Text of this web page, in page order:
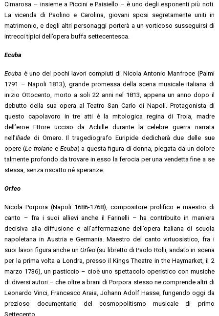
Cimarosa – insieme a Piccini e Paisiello – è uno degli esponenti più noti.
La vicenda di Paolino e Carolina, giovani sposi segretamente uniti in
matrimonio, e degli altri personaggi porterà a un vorticoso susseguirsi di
intrecci tipici dell’opera buffa settecentesca.
Ecuba
Ecuba è uno dei pochi lavori compiuti di Nicola Antonio Manfroce (Palmi
1791 – Napoli 1813), grande promessa della scena musicale italiana di
inizio Ottocento, morto a soli 22 anni nel 1813, appena un anno dopo il
debutto della sua opera al Teatro San Carlo di Napoli. Protagonista di
questo capolavoro in tre atti è la mitologica regina di Troia, madre
dell’eroe Ettore ucciso da Achille durante la celebre guerra narrata
nell’Iliade di Omero. Il tragediografo Euripide dedicherà due delle sue
opere (Le troiane e Ecuba) a questa figura di donna, piegata da un dolore
talmente profondo da trovare in esso la ferocia per una vendetta fine a se
stessa, senza riscatto né speranze.
Orfeo
Nicola Porpora (Napoli 1686-1768), compositore prolifico e maestro di
canto – fra i suoi allievi anche il Farinelli – ha contribuito in maniera
decisiva alla diffusione e all’affermazione dell’opera italiana di scuola
napoletana in Austria e Germania. Maestro del canto virtuosistico, fra i
suoi lavori figura anche unOrfeo (su libretto di Paolo Rolli, andato in scena
per la prima volta a Londra, presso il Kings Theatre in the Haymarket, il 2
marzo 1736), un pasticcio – cioè uno spettacolo operistico con musiche
di diversi autori – che oltre a brani di Porpora stesso ne comprende altri di
Leonardo Vinci, Francesco Araia, Johann Adolf Hasse, fungendo oggi da
prezioso documentario del cosmopolitismo musicale di primo
Settecento.